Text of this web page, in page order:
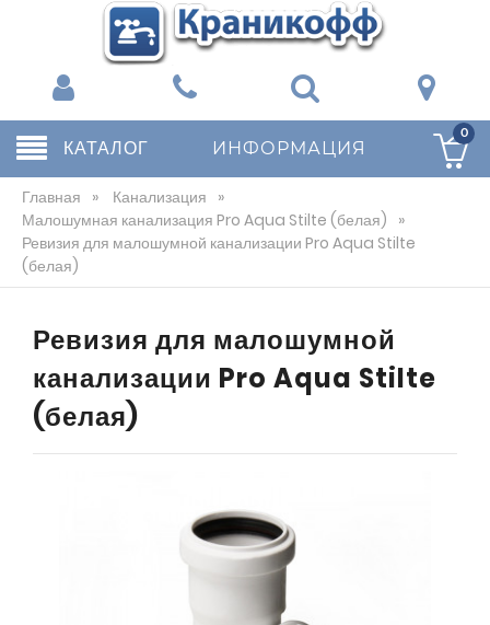
КАТАЛОГ ИНФОРМАЦИЯ
0
Главная » Канализация »
Малошумная канализация Pro Aqua Stilte (белая) »
Ревизия для малошумной канализации Pro Aqua Stilte
(белая)
Ревизия для малошумной
канализации Pro Aqua Stilte
(белая)